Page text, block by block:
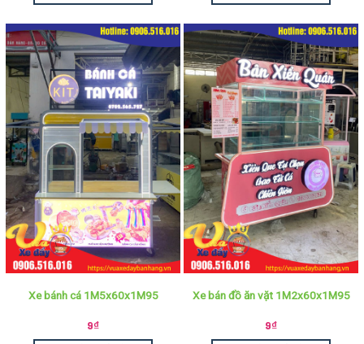
Xe bánh cá 1M5x60x1M95
9₫
Xe bán đồ ăn vặt 1M2x60x1M95
9₫